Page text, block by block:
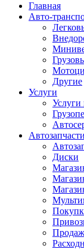
Главная
Авто-
Другие
Услуги
Услуги
Автозапчасти
Диски